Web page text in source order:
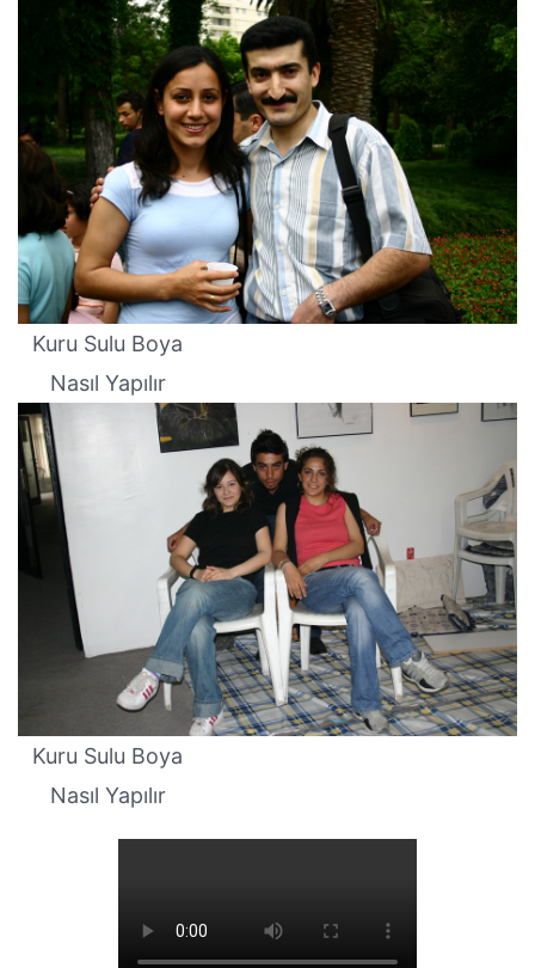
Kuru Sulu Boya
Nasıl Yapılır
Kuru Sulu Boya
Nasıl Yapılır